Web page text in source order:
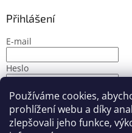
Používáme cookies,
prohlížení webu a díky
zlepšovali jeho funkce,
Přihlášení
E-mail
Heslo
PŘIHLÁSIT SE
Nová registraceZapomenuté